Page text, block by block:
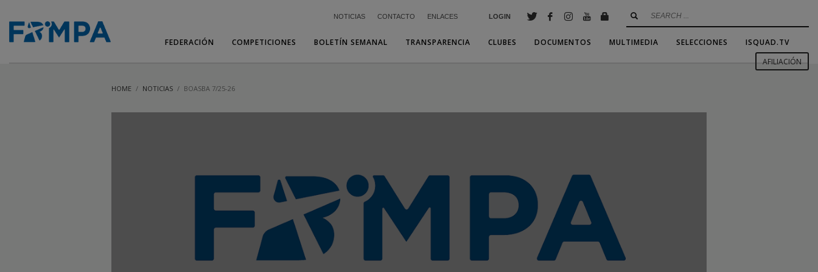
NOTICIAS CONTACTO ENLACES LOGIN
FEDERACIÓN COMPETICIONES BOLETÍN SEMANAL TRANSPARENCIA CLUBES DOCUMENTOS MULTIMEDIA SELECCIONES
ISQUAD.TV
AFILIACIÓN
HOME NOTICIAS BOASBA 7/25-26